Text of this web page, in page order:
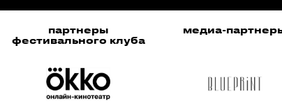
партнеры
фестивального клуба
медиа-